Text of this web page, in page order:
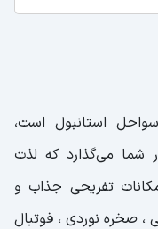
استانبول است،
شما می‌گذارد که لذت
تفریحی جذاب و
صخره نوردی ، فوتبال